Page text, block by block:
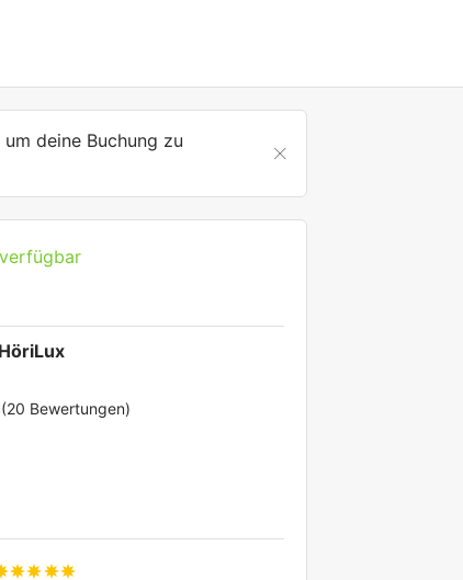
deine Buchung zu
verfügbar
(20 Bewertungen)